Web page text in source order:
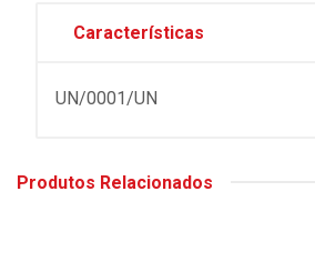
Características
UN/0001/UN
Produtos Relacionados